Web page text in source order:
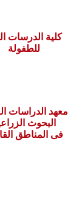
كلية الدرسات
للطفولة
معهد الدراسات
البحوث
فى المناطق